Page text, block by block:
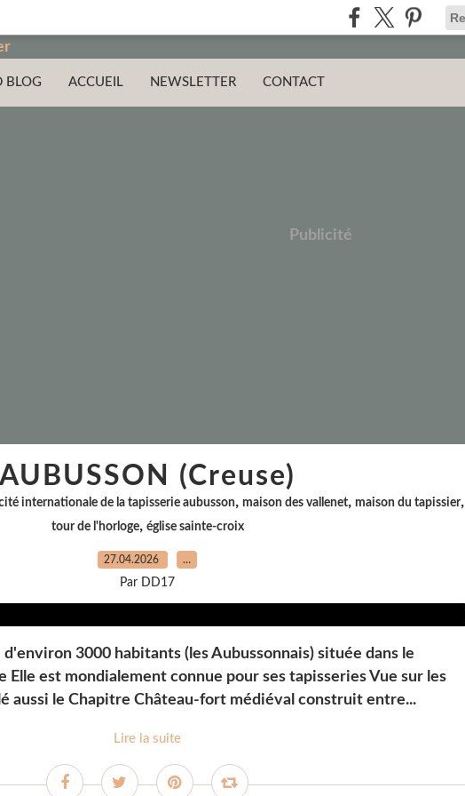
BLOG ACCUEIL NEWSLETTER CONTACT
Publicité
AUBUSSON (Creuse)
internationale de la tapisserie aubusson, maison des vallenet, maison du tapissier,
tour de l'horloge, église sainte-croix
27.04.2026 …
Par DD17
3000 habitants (les Aubussonnais) située dans le
Elle est mondialement connue pour ses tapisseries Vue sur les
aussi le Chapitre Château-fort médiéval construit entre...
Lire la suite